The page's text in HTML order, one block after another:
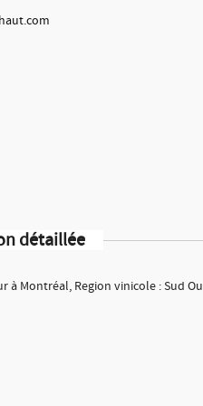
détaillée
à Montréal, Region vinicole : Sud